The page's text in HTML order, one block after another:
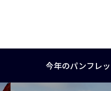
今年のパンフレ